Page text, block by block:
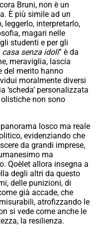
Bruni, non è un
È più simile ad un
leggerlo, interpretarlo,
magari nelle
studenti e per gli
casa senza idoli” è da
meraviglia, lascia
del merito hanno
moralmente diversi
‘scheda’ personalizzata
non sono
losco ma reale
evidenziando che
da grandi imprese,
ma
Qoèlet allora insegna a
degli altri da questo
delle punizioni, di
già accade, che
atrofizzando le
si vede come anche le
la resilienza.